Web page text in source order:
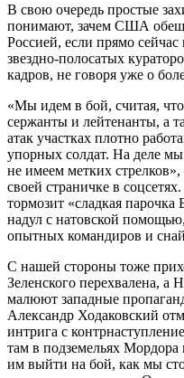
В свою очередь простые
понимают, зачем США
Россией, если прямо
звездно-полосатых
кадров, не говоря уже о
«Мы идем в бой, считая,
сержанты и лейтенанты, а
атак участках плотно
упорных солдат. На деле
не имеем метких
своей страничке в
тормозит «сладкая
надул с натовской
опытных командиров и
С нашей стороны тоже
Зеленского перехвалена, а
малюют западные
Александр Ходаковский
интрига с
там в подземельях
им выйти на бой, как мы